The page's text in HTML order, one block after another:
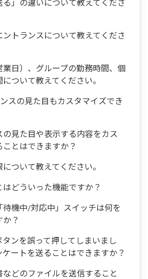
る」の違いについて教えてくださ
ントランスについて教えてくださ
業日）、グループの勤務時間、個
ついて教えてください。
スの見た目もカスタマイズでき
の見た目や表示する内容をカス
とはできますか？
ついて教えてください。
はどういった機能ですか？
待機中/対応中」スイッチは何を
？
タンを誤って押してしまいまし
ケートを送ることはできますか？
などのファイルを送信すること